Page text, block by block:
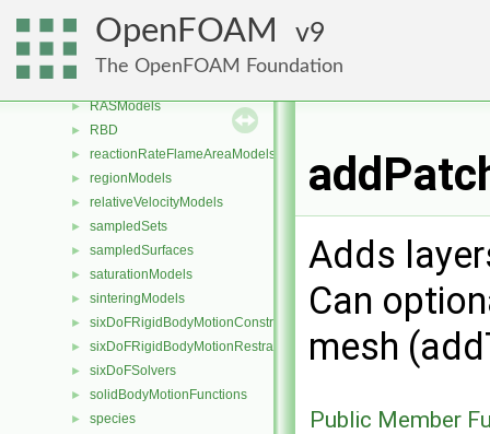
OpenFOAM 9
The OpenFOAM Foundation
► phaseTransferModels
► porosityModels
►
► RASModels
► RBD
► reactionRateFlameAreaModels
► regionModels
► relativeVelocityModels
► sampledSets
► sampledSurfaces
► saturationModels
► sinteringModels
► sixDoFRigidBodyMotionConstraints
► sixDoFRigidBodyMotionRestraints
► sixDoFSolvers
► solidBodyMotionFunctions
► species
Adds
Can
mesh
Public Member